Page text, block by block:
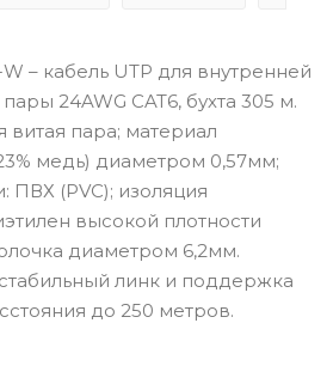
– кабель UTP для внутренней
24AWG CAT6, бухта 305 м.
пара; материал
медь) диаметром 0,57мм;
ПВХ (PVC); изоляция
высокой плотности
диаметром 6,2мм.
линк и поддержка
до 250 метров.